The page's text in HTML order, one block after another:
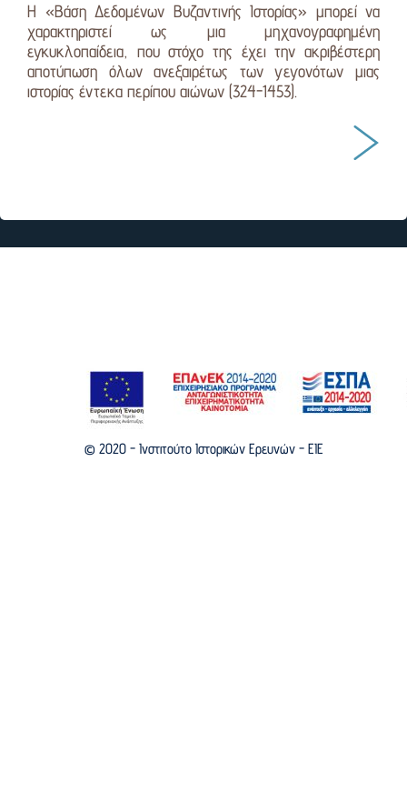
Η «Βάση Δεδομένων Βυζαντινής Ιστορίας» μπορεί να
χαρακτηριστεί ως μια μηχανογραφημένη
εγκυκλοπαίδεια, που στόχο της έχει την ακριβέστερη
αποτύπωση όλων ανεξαιρέτως των γεγονότων μιας
ιστορίας έντεκα περίπου αιώνων (324-1453).
© 2020 - Ινστιτούτο Ιστορικών Ερευνών - EIE